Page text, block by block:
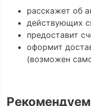
расскажет об
действующих
предоставит
оформит
(возможен